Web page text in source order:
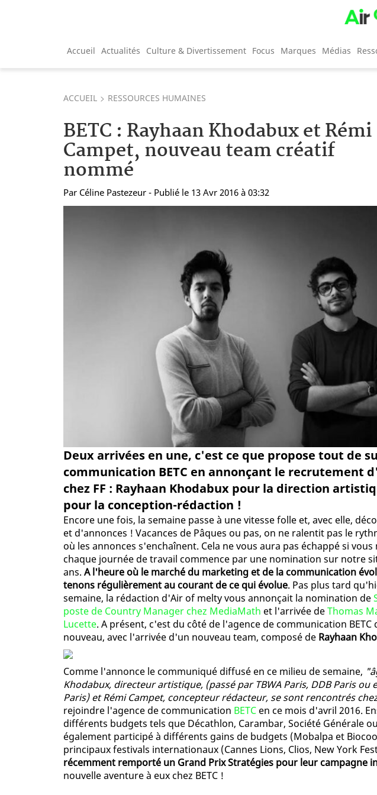
Accueil Actualités Culture & Divertissement Focus Marques Médias
ACCUEIL RESSOURCES HUMAINES
BETC : Rayhaan Khodabux et Rémi
Campet, nouveau team créatif
nommé
Par Céline Pastezeur - Publié le 13 Avr 2016 à 03:32
Deux arrivées en une, c'est ce que propose tout de
communication BETC en annonçant le recrutement
chez FF : Rayhaan Khodabux pour la direction
pour la conception-rédaction !
Encore une fois, la semaine passe à une vitesse folle et, avec elle,
et d'annonces ! Vacances de Pâques ou pas, on ne ralentit pas le
où les annonces s'enchaînent. Cela ne vous aura pas échappé si
chaque journée de travail commence par une nomination sur notre
ans. A l'heure où le marché du marketing et de la communication
tenons régulièrement au courant de ce qui évolue. Pas plus tard
semaine, la rédaction d'Air of melty vous annonçait la nomination de
poste de Country Manager chez MediaMath et l'arrivée deThomas
Lucette. A présent, c'est du côté de l'agence de communication
nouveau, avec l'arrivée d'un nouveau team, composé de Rayhaan
Comme l'annonce le communiqué diffusé en ce milieu de semaine,
Khodabux, directeur artistique, (passé par TBWA Paris, DDB Paris ou
Paris) et Rémi Campet, concepteur rédacteur, se sont rencontrés
rejoindre l'agence de communication BETC en ce mois d'avril 2016.
différents budgets tels que Décathlon, Carambar, Société Générale
également participé à différents gains de budgets (Mobalpa et
principaux festivals internationaux (Cannes Lions, Clios, New York
récemment remporté un Grand Prix Stratégies pour leur campagne
nouvelle aventure à eux chez BETC !